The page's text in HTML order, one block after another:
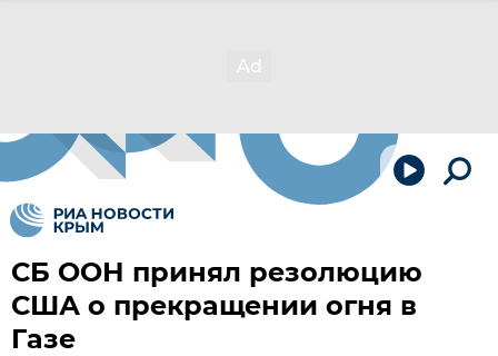
СБ ООН принял резолюцию
США о прекращении огня в
Газе